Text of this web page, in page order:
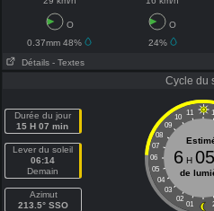
O O
0.37mm 48%
24%
Détails - Textes
Cycle du
Durée du jour
15 H 07 min
Lever du soleil
06:14
Demain
Azimut
213.5° SSO
11
10
09
08
07
06
05
04
03
02
01
6 H05
de